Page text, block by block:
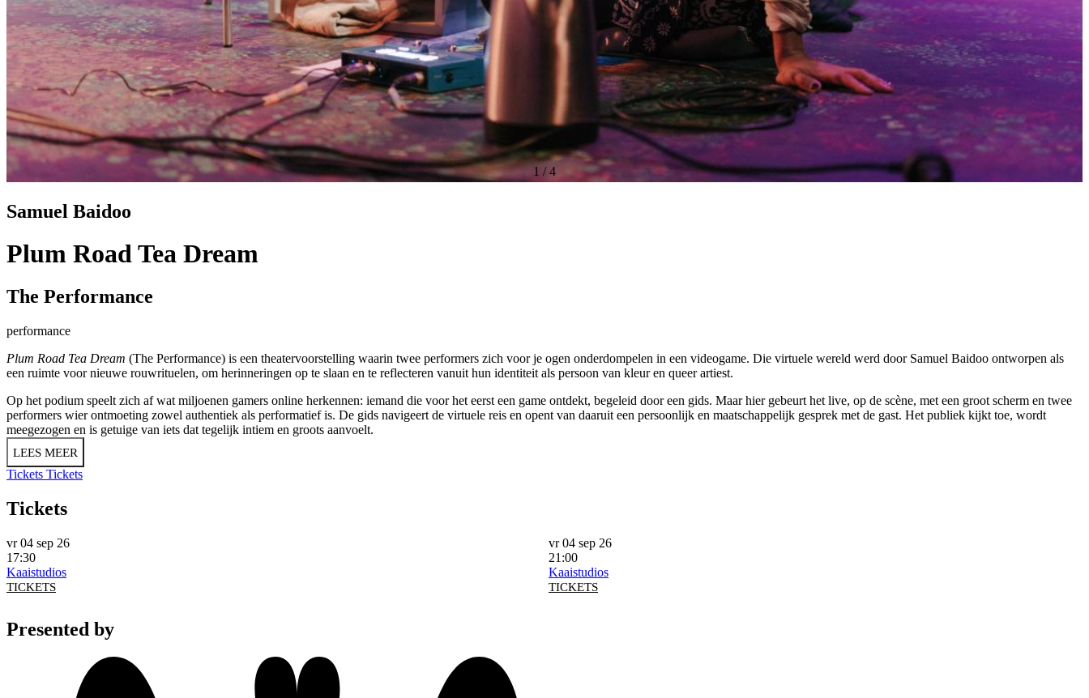
1 /4
Samuel Baidoo
Plum Road Tea Dream
The Performance
performance
Plum Road Tea Dream (The Performance) is een theatervoorstelling waarin twee performers zich voor je ogen onderdompelen in een videogame. Die virtuele wereld werd door Samuel Baidoo ontworpen als
een ruimte voor nieuwe rouwrituelen, om herinneringen op te slaan en te reflecteren vanuit hun identiteit als persoon van kleur en queer artiest.
Op het podium speelt zich af wat miljoenen gamers online herkennen: iemand die voor het eerst een game ontdekt, begeleid door een gids. Maar hier gebeurt het live, op de scène, met een groot scherm en twee
performers wier ontmoeting zowel authentiek als performatief is. De gids navigeert de virtuele reis en opent van daaruit een persoonlijk en maatschappelijk gesprek met de gast. Het publiek kijkt toe, wordt
meegezogen en is getuige van iets dat tegelijk intiem en groots aanvoelt.
LEES MEER
Tickets Tickets
Tickets
vr 04 sep 26
17:30
Kaaistudios
TICKETS
vr 04 sep 26
21:00
Kaaistudios
TICKETS
Presented by